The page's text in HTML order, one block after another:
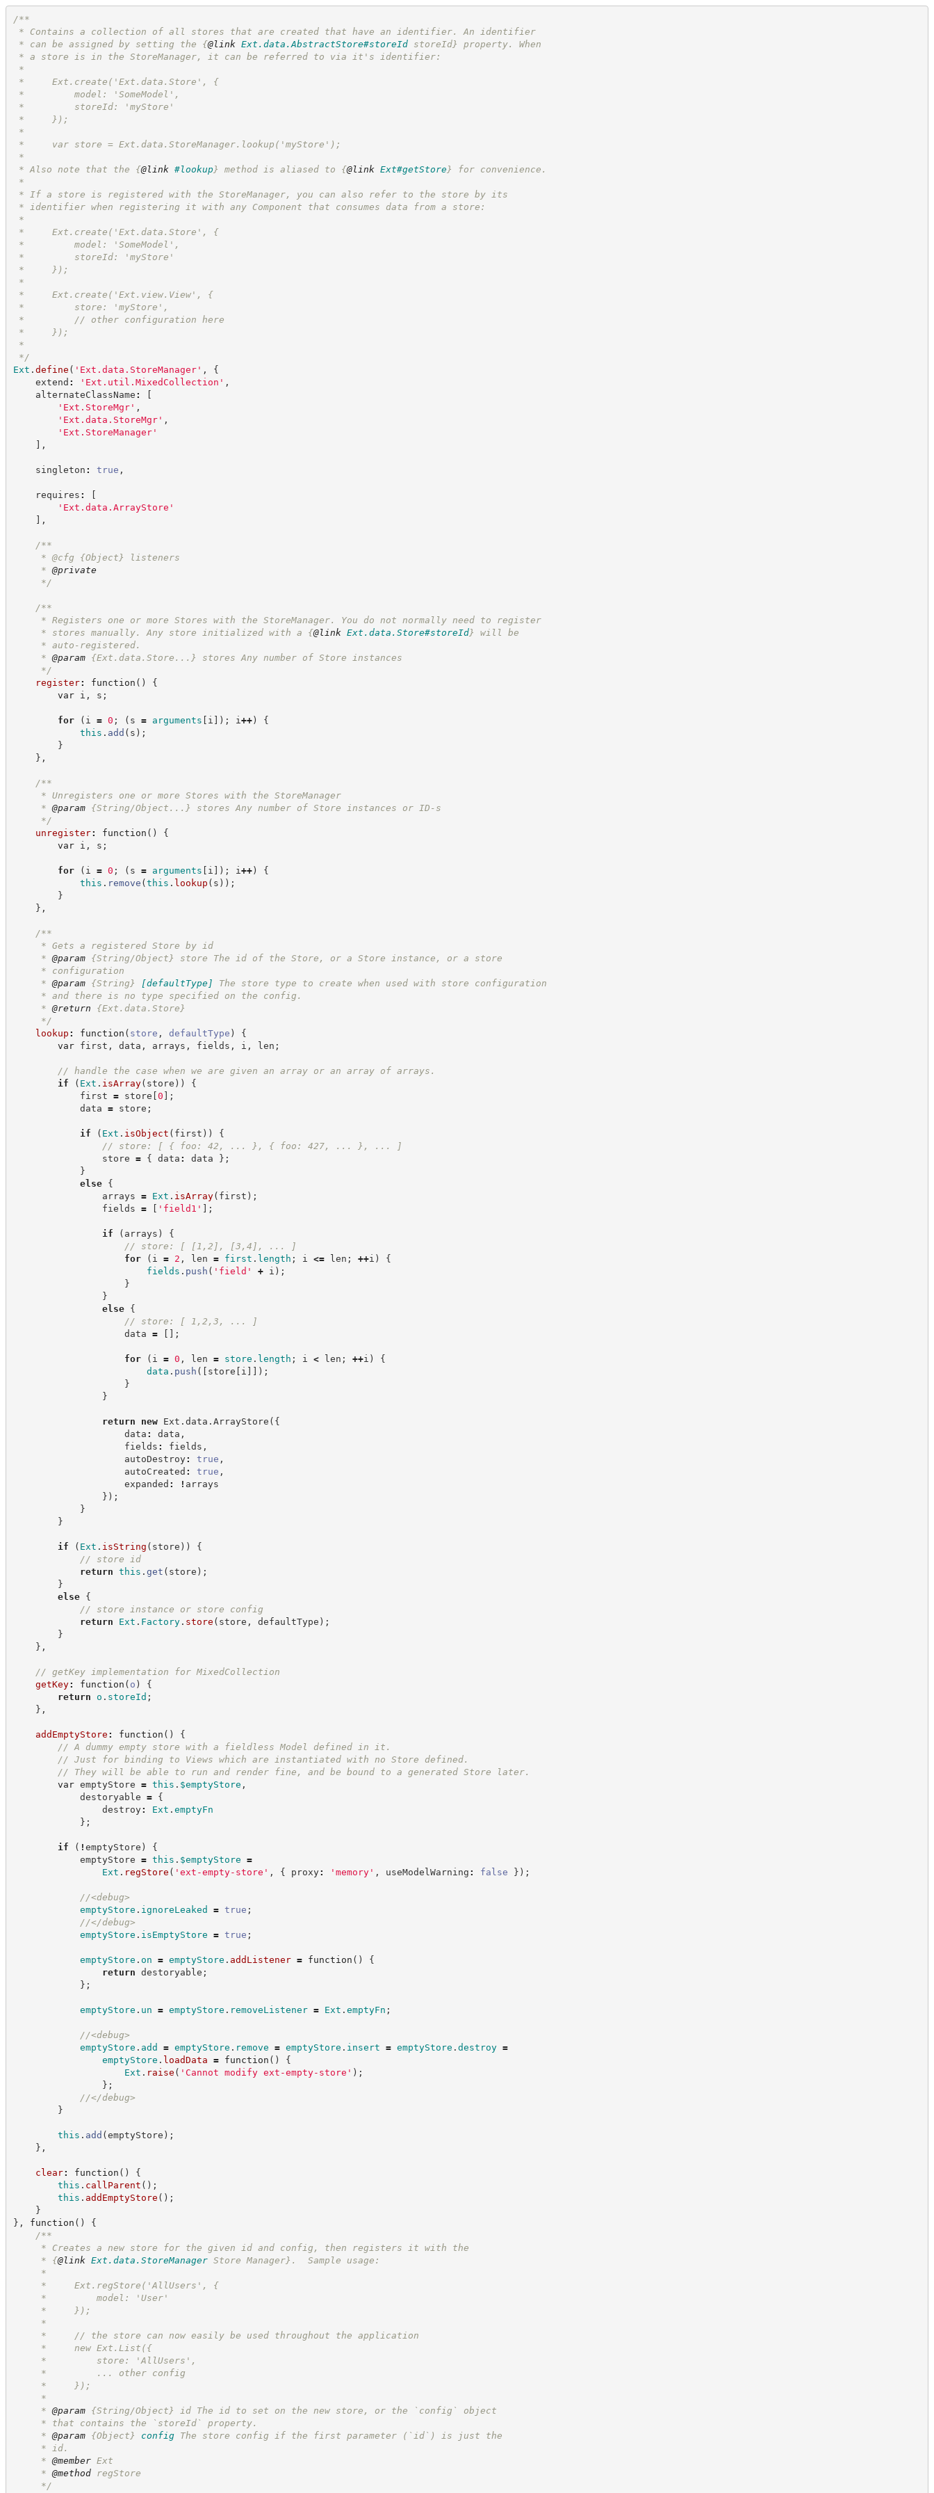
/**
* Contains a collection of all stores that are created that have an identifier. An identifier
* can be assigned by setting the {@link Ext.data.AbstractStore#storeId storeId} property. When
* a store is in the StoreManager, it can be referred to via it's identifier:
*
*     Ext.create('Ext.data.Store', {
*         model: 'SomeModel',
*         storeId: 'myStore'
*     });
*
*     var store = Ext.data.StoreManager.lookup('myStore');
*
* Also note that the {@link #lookup} method is aliased to {@link Ext#getStore} for convenience.
*
* If a store is registered with the StoreManager, you can also refer to the store by its
* identifier when registering it with any Component that consumes data from a store:
*
*     Ext.create('Ext.data.Store', {
*         model: 'SomeModel',
*         storeId: 'myStore'
*     });
*
*     Ext.create('Ext.view.View', {
*         store: 'myStore',
*         // other configuration here
*     });
*
*/
Ext . define ( ' Ext.data.StoreManager' ,
{
extend : ' Ext.util.MixedCollection ' ,
alternateClassName :
[
' Ext.StoreMgr' ,
' Ext.data.StoreMgr' ,
' Ext.StoreManager'
] ,
singleton : true ,
requires :
[
' Ext.data.ArrayStore '
] ,
/**
* @cfg {Object}
listeners
* @private
*/
/**
* Registers one or more Stores with the StoreManager. You do not normally need to register
* stores manually. Any store initialized with a {@link Ext.data.Store#storeId} will be
* auto-registered.
* @param {Ext.data.Store...} stores Any number of Store instances
*/
register: function ( )
{
var i , s ;
for ( i = 0 ; ( s = arguments [ i ] ) ; i ++)
{
this . add ( s ) ;
}
} ,
/**
* Unregisters one or more Stores with the StoreManager
* @param {String/Object...} stores Any number of Store instances or ID-s
*/
unregister: function ( )
{
var i , s ;
for ( i = 0 ; ( s = arguments [ i ] ) ; i ++)
{
this . remove (this . lookup ( s ) ) ;
}
} ,
/**
* Gets a registered Store by id
* @param {String/Object} store The id of the Store, or a Store instance, or a store
* configuration
* @param {String} [defaultType]
The store type to create when used with store configuration
* and there is no type specified on the config.
* @return
{Ext.data.Store}
*/
lookup : function ( store , defaultType )
{
var first , data , arrays , fields , i , len ;
// handle the case when we are given an array or an array of arrays.
if
( Ext . isArray( store ) )
{
first = store [0 ] ;
data = store ;
if ( Ext . isObject ( first ) )
{
// store: [ { foo: 42, ... }, { foo: 427, ... }, ... ]
store = { data : data } ;
}
else
{
arrays = Ext . isArray( first ) ;
fields = [ ' field1 ' ] ;
if ( arrays )
{
// store: [ [1,2], [3,4], ... ]
for
( i = 2 , len = first . length ; i <= len ; ++i )
{
fields . push ( ' field ' + i ) ;
}
}
else
{
// store: [ 1,2,3, ... ]
data = [ ] ;
for ( i = 0 , len = store . length ; i < len ; ++i )
{
data . push ( [ store [ i ] ] ) ;
}
}
return new Ext . data . ArrayStore ( {
data : data ,
fields : fields ,
autoDestroy: true ,
autoCreated : true ,
expanded : ! arrays
} ) ;
}
}
if ( Ext . isString ( store ) )
{
// store id
return this . get ( store ) ;
}
else
{
// store instance or store config
return
Ext . Factory. store ( store , defaultType ) ;
}
} ,
// getKey implementation for MixedCollection
getKey: function ( o )
{
return
o . storeId ;
} ,
addEmptyStore : function ( )
{
// A dummy empty store with a fieldless Model defined in it.
// Just for binding to Views which are instantiated with no Store defined.
// They will be able to run and render fine, and be bound to a generated Store later.
var emptyStore = this . $emptyStore ,
destoryable =
{
destroy: Ext . emptyFn
} ;
if ( ! emptyStore )
{
emptyStore = this . $emptyStore =
Ext . regStore ( ' ext-empty-store ' , { proxy: ' memory' , useModelWarning : false } ) ;
//<debug>
emptyStore . ignoreLeaked = true ;
//</debug>
emptyStore . isEmptyStore = true ;
emptyStore . on = emptyStore . addListener = function ( )
{
return destoryable ;
} ;
emptyStore . un = emptyStore . removeListener = Ext . emptyFn ;
//<debug>
emptyStore . add = emptyStore . remove = emptyStore . insert = emptyStore . destroy =
emptyStore . loadData = function ( )
{
Ext . raise ( ' Cannot modify ext-empty-store ' ) ;
} ;
//</debug>
}
this . add (emptyStore ) ;
} ,
clear: function ( )
{
this . callParent ( ) ;
this . addEmptyStore ( ) ;
}
} , function ( )
{
/**
* Creates a new store for the given id and config, then registers it with the
* {@link Ext.data.StoreManager Store Manager} .  Sample usage:
*
*     Ext.regStore('AllUsers', {
*         model: 'User'
*     });
*
*     // the store can now easily be used throughout the application
*     new Ext.List({
*         store: 'AllUsers',
*         ... other config
*     });
*
* @param {String/Object} id The id to set on the new store, or the `config` object
* that contains the `storeId` property.
* @param {Object} config
The store config if the first parameter (`id`) is just the
* id.
* @member Ext
* @method regStore
*/